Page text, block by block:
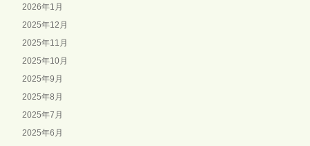
2026年1月
2025年12月
2025年11月
2025年10月
2025年9月
2025年8月
2025年7月
2025年6月